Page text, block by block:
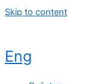
Skip to content
Eng